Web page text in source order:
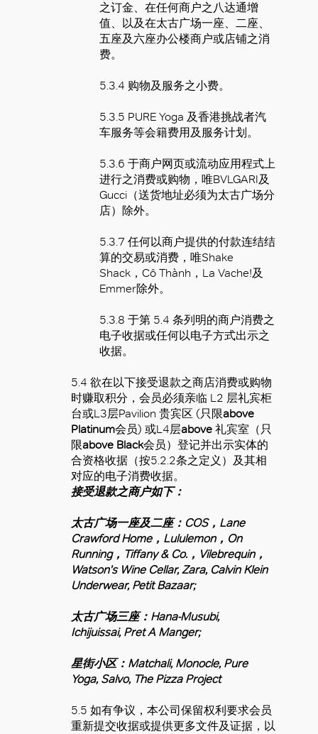
之订金、在任何商户之八达通增
值、以及在太古广场一座、二座、
五座及六座办公楼商户或店铺之消
费。
5.3.4 购物及服务之小费。
5.3.5 PURE Yoga 及香港挑战者汽
车服务等会籍费用及服务计划。
5.3.6 于商户网页或流动应用程式上
进行之消费或购物，唯BVLGARI及
Gucci（送货地址必须为太古广场分
店）除外。
5.3.7 任何以商户提供的付款连结结
算的交易或消费，唯Shake
Shack，Cô Thành，La Vache!及
Emmer除外。
5.3.8 于第 5.4 条列明的商户消费之
电子收据或任何以电子方式出示之
收据。
5.4 欲在以下接受退款之商店消费或购物
时赚取积分，会员必须亲临 L2 层礼宾柜
台或L3层Pavilion 贵宾区 (只限above
Platinum会员) 或L4层above 礼宾室（只
限above Black会员）登记并出示实体的
合资格收据（按5.2.2条之定义）及其相
对应的电子消费收据。
接受退款之商户如下：
太古广场一座及二座：COS，Lane
Crawford Home，Lululemon，On
Running，Tiffany & Co.，Vilebrequin，
Watson's Wine Cellar, Zara, Calvin Klein
Underwear, Petit Bazaar;
太古广场三座：Hana-Musubi,
Ichijuissai, Pret A Manger;
星街小区：Matchali, Monocle, Pure
Yoga, Salvo, The Pizza Project
5.5 如有争议，本公司保留权利要求会员
重新提交收据或提供更多文件及证据，以